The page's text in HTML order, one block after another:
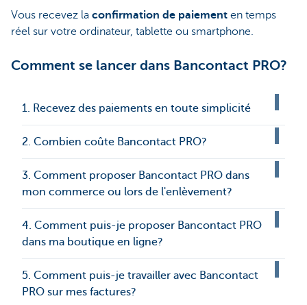
Vous recevez la confirmation de paiement en temps
réel sur votre ordinateur, tablette ou smartphone.
Comment se lancer dans Bancontact PRO?
1. Recevez des paiements en toute simplicité
2. Combien coûte Bancontact PRO?
3. Comment proposer Bancontact PRO dans
mon commerce ou lors de l'enlèvement?
4. Comment puis-je proposer Bancontact PRO
dans ma boutique en ligne?
5. Comment puis-je travailler avec Bancontact
PRO sur mes factures?